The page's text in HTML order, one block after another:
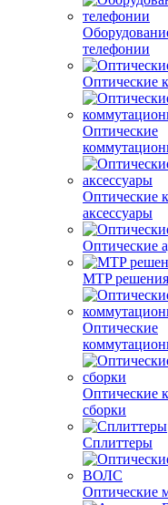
телефонии
Оптические
Оптические
Оптические
аксессуары
Оптические
MTP решения
Оптические
Оптические
сборки
Сплиттеры